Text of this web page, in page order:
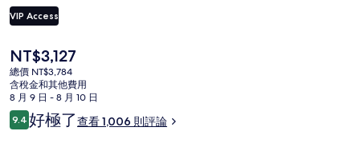
店
相
片
集
的評價。
VIP Access
目
前
的
價
格
是
NT$3,127
總價 NT$3,784
含稅金和其他費用
8 月 9 日 - 8 月 10 日
評
論
9.49.4 分，滿分 10 分，
好極了查看 1,006 則評論